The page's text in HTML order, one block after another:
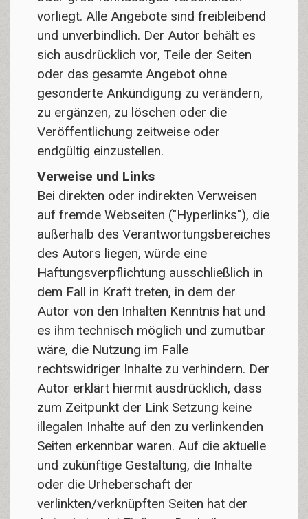
vorliegt. Alle Angebote sind freibleibend
und unverbindlich. Der Autor behält es
sich ausdrücklich vor, Teile der Seiten
oder das gesamte Angebot ohne
gesonderte Ankündigung zu verändern,
zu ergänzen, zu löschen oder die
Veröffentlichung zeitweise oder
endgültig einzustellen.
Verweise und Links
Bei direkten oder indirekten Verweisen
auf fremde Webseiten ("Hyperlinks"), die
außerhalb des Verantwortungsbereiches
des Autors liegen, würde eine
Haftungsverpflichtung ausschließlich in
dem Fall in Kraft treten, in dem der
Autor von den Inhalten Kenntnis hat und
es ihm technisch möglich und zumutbar
wäre, die Nutzung im Falle
rechtswidriger Inhalte zu verhindern. Der
Autor erklärt hiermit ausdrücklich, dass
zum Zeitpunkt der Link Setzung keine
illegalen Inhalte auf den zu verlinkenden
Seiten erkennbar waren. Auf die aktuelle
und zukünftige Gestaltung, die Inhalte
oder die Urheberschaft der
verlinkten/verknüpften Seiten hat der